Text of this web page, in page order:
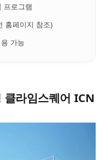
프로그램
홈페이지 참조)
가능
클라임스퀘어 ICN